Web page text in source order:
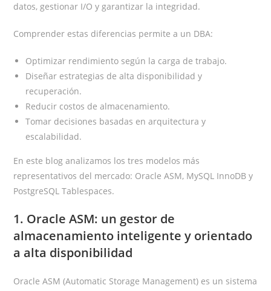
datos, gestionar I/O y garantizar la integridad.
Comprender estas diferencias permite a un DBA:
Optimizar rendimiento según la carga de trabajo.
Diseñar estrategias de alta disponibilidad y
recuperación.
Reducir costos de almacenamiento.
Tomar decisiones basadas en arquitectura y
escalabilidad.
En este blog analizamos los tres modelos más
representativos del mercado: Oracle ASM, MySQL InnoDB y
PostgreSQL Tablespaces.
1. Oracle ASM: un gestor de
almacenamiento inteligente y orientado
a alta disponibilidad
Oracle ASM (Automatic Storage Management) es un sistema